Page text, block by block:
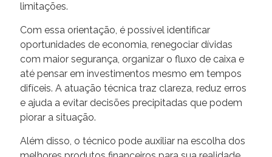
limitações.
Com essa orientação, é possível identificar
oportunidades de economia, renegociar dívidas
com maior segurança, organizar o fluxo de caixa e
até pensar em investimentos mesmo em tempos
difíceis. A atuação técnica traz clareza, reduz erros
e ajuda a evitar decisões precipitadas que podem
piorar a situação.
Além disso, o técnico pode auxiliar na escolha dos